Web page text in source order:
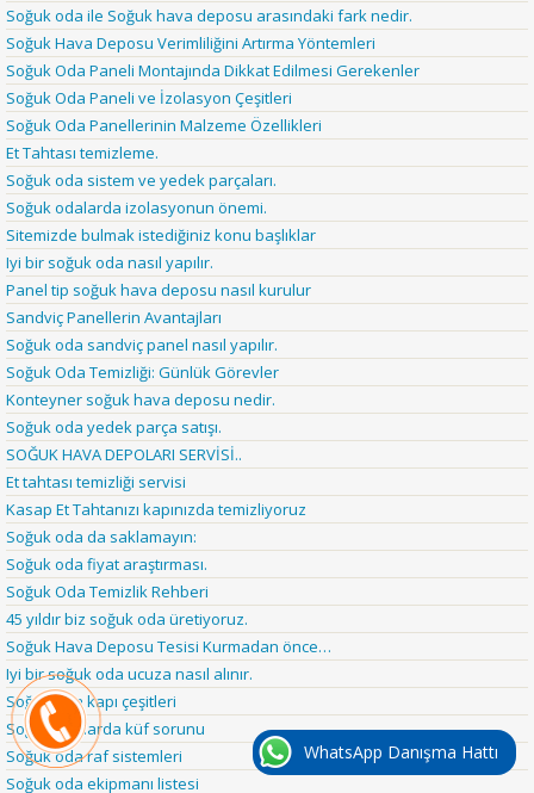
Soğuk oda ile Soğuk hava deposu arasındaki fark nedir.
Soğuk Hava Deposu Verimliliğini Artırma Yöntemleri
Soğuk Oda Paneli Montajında Dikkat Edilmesi Gerekenler
Soğuk Oda Paneli ve İzolasyon Çeşitleri
Soğuk Oda Panellerinin Malzeme Özellikleri
Et Tahtası temizleme.
Soğuk oda sistem ve yedek parçaları.
Soğuk odalarda izolasyonun önemi.
Sitemizde bulmak istediğiniz konu başlıklar
Iyi bir soğuk oda nasıl yapılır.
Panel tip soğuk hava deposu nasıl kurulur
Sandviç Panellerin Avantajları
Soğuk oda sandviç panel nasıl yapılır.
Soğuk Oda Temizliği: Günlük Görevler
Konteyner soğuk hava deposu nedir.
Soğuk oda yedek parça satışı.
SOĞUK HAVA DEPOLARI SERVİSİ..
Et tahtası temizliği servisi
Kasap Et Tahtanızı kapınızda temizliyoruz
Soğuk oda da saklamayın:
Soğuk oda fiyat araştırması.
Soğuk Oda Temizlik Rehberi
45 yıldır biz soğuk oda üretiyoruz.
Soğuk Hava Deposu Tesisi Kurmadan önce…
Iyi bir soğuk oda ucuza nasıl alınır.
Soğuk oda kapı çeşitleri
Soğuk odalarda küf sorunu
Soğuk oda raf sistemleri
Soğuk oda ekipmanı listesi
WhatsApp Danışma Hattı